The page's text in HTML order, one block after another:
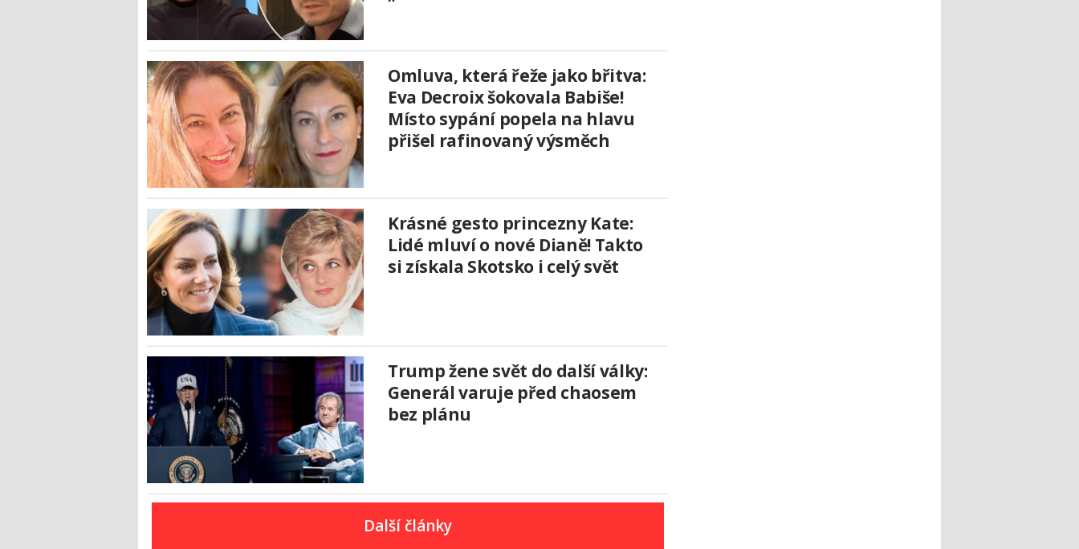
Omluva, která řeže jako břitva:
Eva Decroix šokovala Babiše!
Místo sypání popela na hlavu
přišel rafinovaný výsměch
Krásné gesto princezny Kate:
Lidé mluví o nové Dianě! Takto
si získala Skotsko i celý svět
Trump žene svět do další války:
Generál varuje před chaosem
bez plánu
Další články